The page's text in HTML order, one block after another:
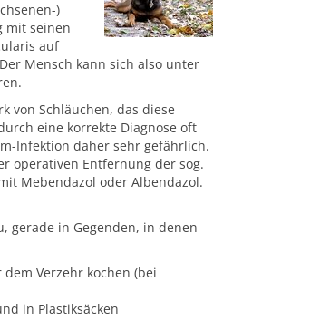
)
mit seinen
auf
Mensch kann sich also unter
von Schläuchen, das diese
eine korrekte Diagnose oft
Infektion daher sehr gefährlich.
operativen Entfernung der sog.
Mebendazol oder Albendazol.
gerade in Gegenden, in denen
Verzehr kochen (bei
in Plastiksäcken